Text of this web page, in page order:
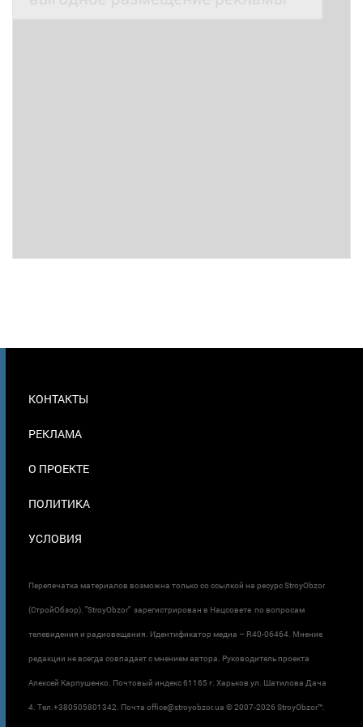
В
КОНТАКТЫ
РЕКЛАМА
О ПРОЕКТЕ
ПОЛИТИКА
УСЛОВИЯ
Перепечатка материалов возможна только со ссылкой на ресурс StroyObzor
(СтройОбзор). "StroyObzor" зарегистрирован в Нацсовете по вопросам
телевидения и радиовещания. Идентификатор медиа – R40-06464. Мнение
редакции не всегда совпадает с мнением автора. Руководитель проекта
Алексей Карпушенко. Почтовый индекс 61165 г. Харьков ул. Шатилова Дача
4. Тел.+380505801342. Почта office@stroyobzor.ua © 2007-2026 StroyObzor™.